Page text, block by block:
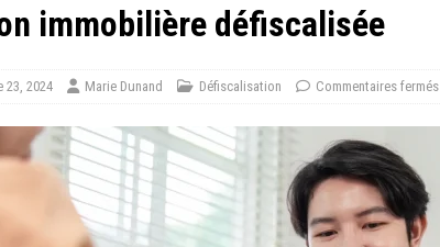
immobilière défiscalisée
23, 2024 Marie Dunand Défiscalisation Commentaires fermés